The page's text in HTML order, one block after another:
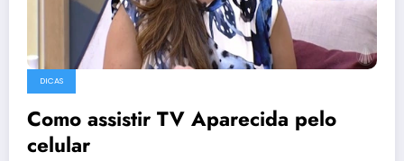
DICAS
Como assistir TV Aparecida pelo
celular